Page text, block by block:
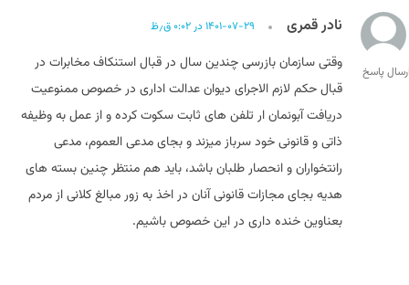
نادر قمری ۱۴۰۱-۰۷-۲۹ در ۰:۰۲ ق٫ظ
وقتی سازمان بازرسی چندین سال در قبال استنکاف مخابرات در
قبال حکم لازم الاجرای دیوان عدالت اداری در خصوص ممنوعیت
دریافت آبونمان ار تلفن های ثابت سکوت کرده و از عمل به وظیفه
ذاتی و قانونی خود سرباز میزند و بجای مدعی العموم، مدعی
رانتخواران و انحصار طلبان باشد، باید هم منتظر چنین بسته های
هدیه بجای مجازات قانونی آنان در اخذ به زور مبالغ کلانی از مردم
بعناوین خنده داری در این خصوص باشیم.
پاسخ